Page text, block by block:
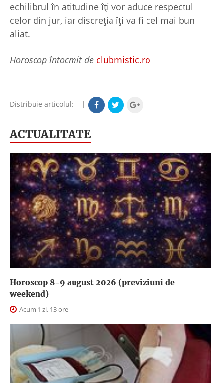
echilibrul în atitudine îți vor aduce respectul
celor din jur, iar discreția îți va fi cel mai bun
aliat.
Horoscop întocmit de clubmistic.ro
Distribuie articolul: |
ACTUALITATE
Horoscop 8-9 august 2026 (previziuni de
weekend)
Acum 1 zi, 13 ore